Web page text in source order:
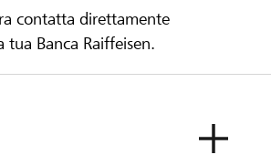
contatta direttamente
Banca Raiffeisen.